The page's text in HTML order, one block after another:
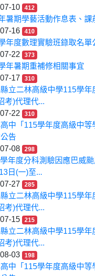
10
412
暑期學藝活動作息表、課
16
410
年度數理實驗班錄取名單
22
373
年暑期重補修相關事宜
17
310
立二林高級中學115學年
考)代理代...
22
310
中「115學年度高級中等
告
08
298
年度分科測驗因應巴威
日(一)至...
27
285
立二林高級中學115學年
考)代理代...
15
215
立二林高級中學115學年
考)代理代...
03
198
中「115學年度高級中等